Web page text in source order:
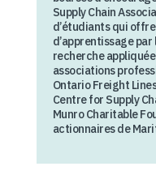
Supply Chain
d’étudiants qui
d’apprentissage
recherche
associations
Ontario Freight
Centre for Supply
Munro Charitable
actionnaires de